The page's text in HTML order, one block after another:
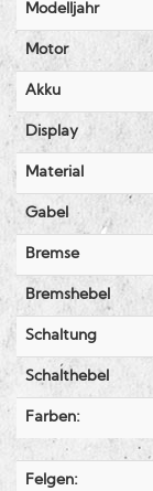
Modelljahr
Motor
Akku
Display
Material
Gabel
Bremse
Bremshebel
Schaltung
Schalthebel
Farben:
Felgen: